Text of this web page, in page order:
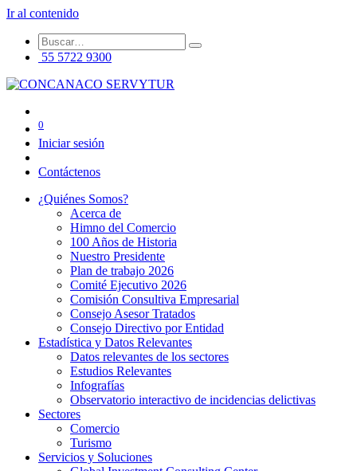
Ir al contenido
55 5722 9300
0
Iniciar sesión
Contáctenos
¿Quiénes Somos?
Acerca de
Himno del Comercio
100 Años de Historia
Nuestro Presidente
Plan de trabajo 2026
Comité Ejecutivo 2026
Comisión Consultiva Empresarial
Consejo Asesor Tratados
Consejo Directivo por Entidad
Estadística y Datos Relevantes
Datos relevantes de los sectores
Estudios Relevantes
Infografías
Observatorio interactivo de incidencias delictivas
Sectores
Comercio
Turismo
Servicios y Soluciones